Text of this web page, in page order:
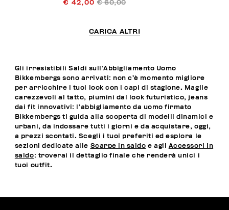
€ 42,00 € 60,00
CARICA ALTRI
Gli irresistibili Saldi sull’Abbigliamento Uomo
Bikkembergs sono arrivati: non c’è momento migliore
per arricchire i tuoi look con i capi di stagione. Maglie
carezzevoli al tatto, piumini dal look futuristico, jeans
dai fit innovativi: l’abbigliamento da uomo firmato
Bikkembergs ti guida alla scoperta di modelli dinamici e
urbani, da indossare tutti i giorni e da acquistare, oggi,
a prezzi scontati. Scegli i tuoi preferiti ed esplora le
sezioni dedicate alle Scarpe in saldo e agli Accessori in
saldo: troverai il dettaglio finale che renderà unici i
tuoi outfit.